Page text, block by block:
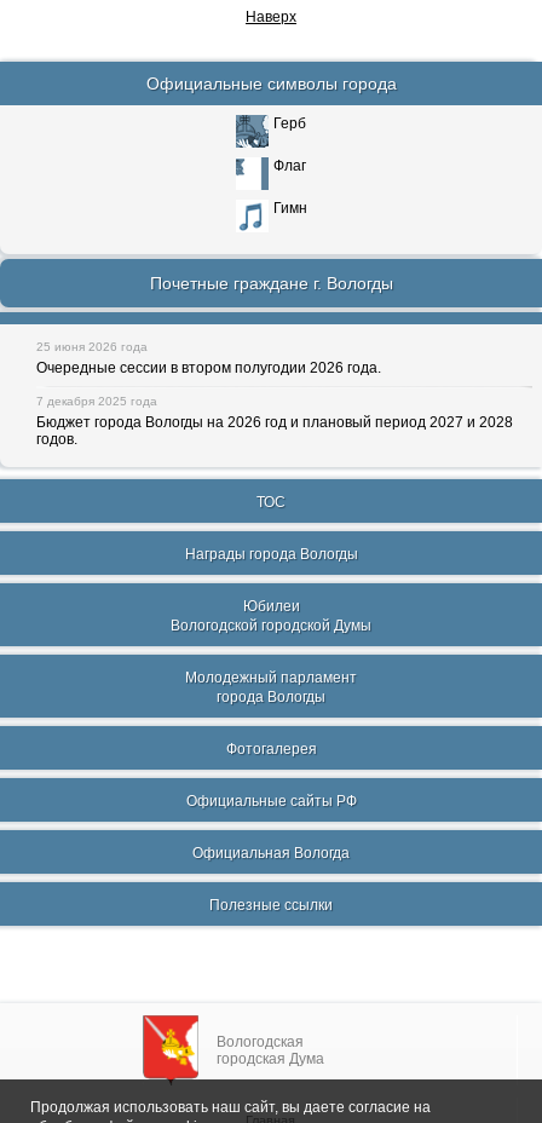
Наверх
Официальные символы города
Герб
Флаг
Гимн
Почетные граждане г. Вологды
25 июня 2026 года
Очередные сессии в втором полугодии 2026 года.
7 декабря 2025 года
Бюджет города Вологды на 2026 год и плановый период 2027 и 2028
годов.
ТОС
Награды города Вологды
Юбилеи
Вологодской городской Думы
Молодежный парламент
города Вологды
Фотогалерея
Официальные сайты РФ
Официальная Вологда
Полезные ссылки
Вологодская
городская Дума
Продолжая использовать наш сайт, вы даете согласие на